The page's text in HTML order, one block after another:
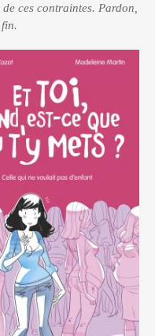
ces contraintes. Pardon,